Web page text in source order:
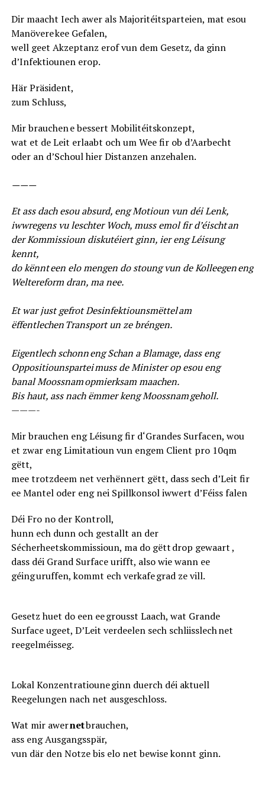
Dir maacht Iech awer als Majoritéitsparteien, mat esou
Manövere kee Gefalen,
well geet Akzeptanz erof vun dem Gesetz, da ginn
d’Infektiounen erop.
Här Präsident,
zum Schluss,
Mir brauchen e bessert Mobilitéitskonzept,
wat et de Leit erlaabt och um Wee fir ob d’Aarbecht
oder an d’Schoul hier Distanzen anzehalen.
———
Et ass dach esou absurd, eng Motioun vun déi Lenk,
iwwregens vu leschter Woch, muss emol fir d’éischt an
der Kommissioun diskutéiert ginn, ier eng Léisung
kennt,
do kënnt een elo mengen do stoung vun de Kolleegen eng
Weltereform dran, ma nee.
Et war just gefrot Desinfektiounsmëttel am
ëffentlechen Transport un ze bréngen.
Eigentlech schonn eng Schan a Blamage, dass eng
Oppositiounspartei muss de Minister op esou eng
banalMoossnam opmierksam maachen.
Bis haut, ass nach ëmmer keng Moossnam geholl.
———-
Mir brauchen eng Léisung fir d‘Grandes Surfacen, wou
et zwar eng Limitatioun vun engem Client pro 10qm
gëtt,
mee trotzdeem net verhënnert gëtt, dass sech d’Leit fir
ee Mantel oder eng nei Spillkonsol iwwert d’Féiss falen
Déi Fro no der Kontroll,
hunn ech dunn och gestallt an der
Sécherheetskommissioun, ma do gëtt drop gewaart ,
dass déi Grand Surface urifft, also wie wann ee
géing uruffen, kommt ech verkafe grad ze vill.
Gesetz huet do een ee grousst Laach, wat Grande
Surface ugeet, D’Leit verdeelen sech schliisslech net
reegelméisseg.
Lokal Konzentratioune ginn duerch déi aktuell
Reegelungen nach net ausgeschloss.
Wat mir awernetbrauchen,
ass eng Ausgangsspär,
vun där den Notze bis elo net bewise konnt ginn.